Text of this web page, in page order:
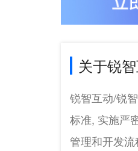
关于锐
锐智互动/锐
标准, 实施严
管理和开发